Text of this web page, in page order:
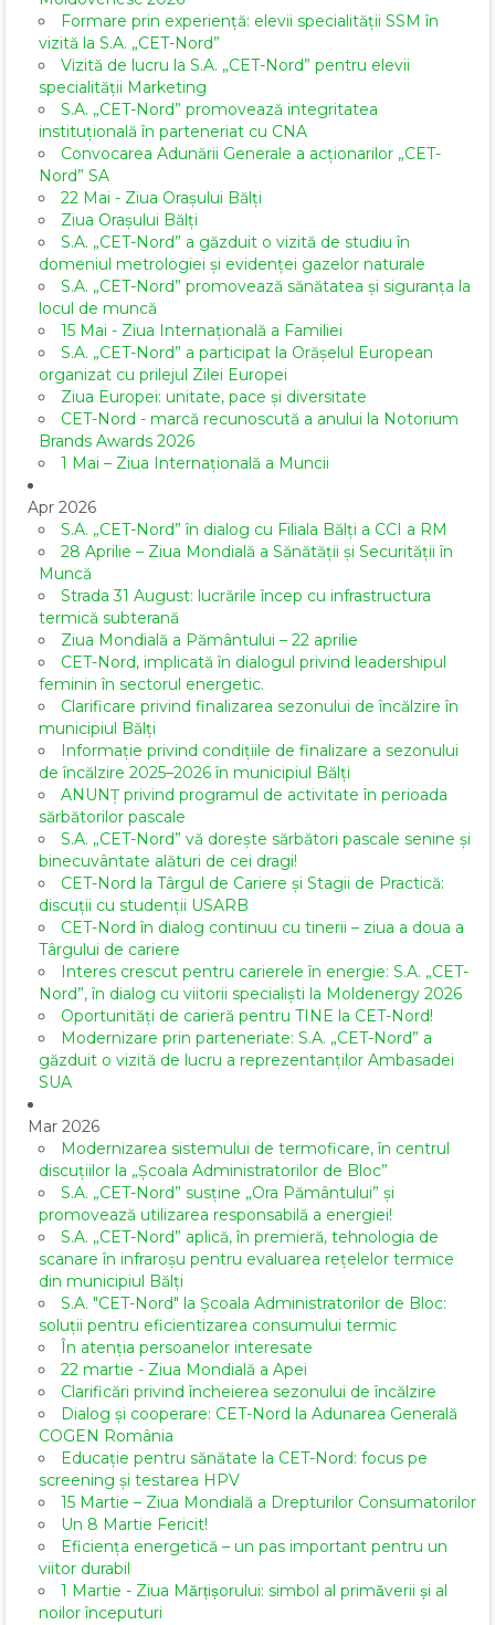
Formare prin experiență: elevii specialității SSM în
vizită la S.A. „CET-Nord”
Vizită de lucru la S.A. „CET-Nord” pentru elevii
specialității Marketing
S.A. „CET-Nord” promovează integritatea
instituțională în parteneriat cu CNA
Convocarea Adunării Generale a acționarilor „CET-
Nord” SA
22 Mai - Ziua Orașului Bălți
Ziua Orașului Bălți
S.A. „CET-Nord” a găzduit o vizită de studiu în
domeniul metrologiei și evidenței gazelor naturale
S.A. „CET-Nord” promovează sănătatea și siguranța la
locul de muncă
15 Mai - Ziua Internațională a Familiei
S.A. „CET-Nord” a participat la Orășelul European
organizat cu prilejul Zilei Europei
Ziua Europei: unitate, pace și diversitate
CET-Nord - marcă recunoscută a anului la Notorium
Brands Awards 2026
1 Mai – Ziua Internațională a Muncii
Apr 2026
S.A. „CET-Nord” în dialog cu Filiala Bălți a CCI a RM
28 Aprilie – Ziua Mondială a Sănătății și Securității în
Muncă
Strada 31 August: lucrările încep cu infrastructura
termică subterană
Ziua Mondială a Pământului – 22 aprilie
CET-Nord, implicată în dialogul privind leadershipul
feminin în sectorul energetic.
Clarificare privind finalizarea sezonului de încălzire în
municipiul Bălți
Informație privind condițiile de finalizare a sezonului
de încălzire 2025–2026 în municipiul Bălți
ANUNȚ privind programul de activitate în perioada
sărbătorilor pascale
S.A. „CET-Nord” vă dorește sărbători pascale senine și
binecuvântate alături de cei dragi!
CET-Nord la Târgul de Cariere și Stagii de Practică:
discuții cu studenții USARB
CET-Nord în dialog continuu cu tinerii – ziua a doua a
Târgului de cariere
Interes crescut pentru carierele în energie: S.A. „CET-
Nord”, în dialog cu viitorii specialiști la Moldenergy 2026
Oportunități de carieră pentru TINE la CET-Nord!
Modernizare prin parteneriate: S.A. „CET-Nord” a
găzduit o vizită de lucru a reprezentanților Ambasadei
SUA
Mar 2026
Modernizarea sistemului de termoficare, în centrul
discuțiilor la „Școala Administratorilor de Bloc”
S.A. „CET-Nord” susține „Ora Pământului” și
promovează utilizarea responsabilă a energiei!
S.A. „CET-Nord” aplică, în premieră, tehnologia de
scanare în infraroșu pentru evaluarea rețelelor termice
din municipiul Bălți
S.A. "CET-Nord" la Școala Administratorilor de Bloc:
soluții pentru eficientizarea consumului termic
În atenția persoanelor interesate
22 martie - Ziua Mondială a Apei
Clarificări privind încheierea sezonului de încălzire
Dialog și cooperare: CET-Nord la Adunarea Generală
COGEN România
Educație pentru sănătate la CET-Nord: focus pe
screening și testarea HPV
15 Martie – Ziua Mondială a Drepturilor Consumatorilor
Un 8 Martie Fericit!
Eficiența energetică – un pas important pentru un
viitor durabil
1 Martie - Ziua Mărțișorului: simbol al primăverii și al
noilor începuturi